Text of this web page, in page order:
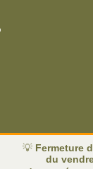
💡 Fermeture
du